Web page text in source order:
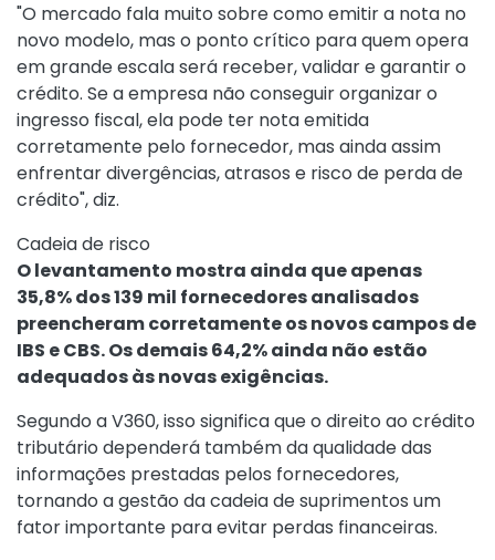
"O mercado fala muito sobre como emitir a nota no
novo modelo, mas o ponto crítico para quem opera
em grande escala será receber, validar e garantir o
crédito. Se a empresa não conseguir organizar o
ingresso fiscal, ela pode ter nota emitida
corretamente pelo fornecedor, mas ainda assim
enfrentar divergências, atrasos e risco de perda de
crédito", diz.
Cadeia de risco
O levantamento mostra ainda que apenas
35,8% dos 139 mil fornecedores analisados
preencheram corretamente os novos campos de
IBS e CBS. Os demais 64,2% ainda não estão
adequados às novas exigências.
Segundo a V360, isso significa que o direito ao crédito
tributário dependerá também da qualidade das
informações prestadas pelos fornecedores,
tornando a gestão da cadeia de suprimentos um
fator importante para evitar perdas financeiras.